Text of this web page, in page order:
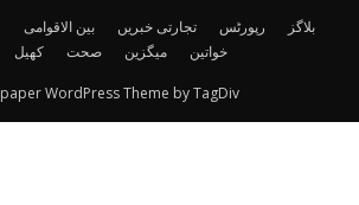
بین الاقوامی تجارتی خبریں رپورٹس
بلاگز
کھیل صحت میگزین خواتین
WordPress Theme by TagDiv